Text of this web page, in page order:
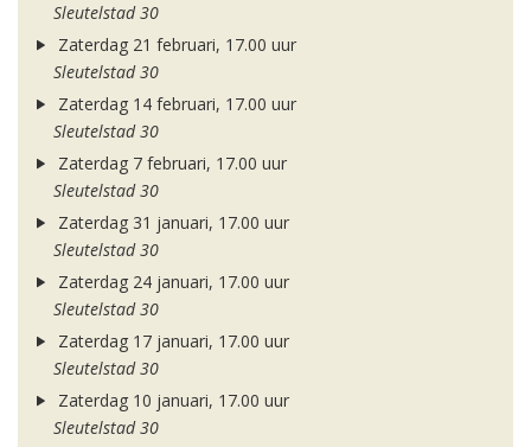
Sleutelstad 30
Zaterdag 21 februari, 17.00 uur
Sleutelstad 30
Zaterdag 14 februari, 17.00 uur
Sleutelstad 30
Zaterdag 7 februari, 17.00 uur
Sleutelstad 30
Zaterdag 31 januari, 17.00 uur
Sleutelstad 30
Zaterdag 24 januari, 17.00 uur
Sleutelstad 30
Zaterdag 17 januari, 17.00 uur
Sleutelstad 30
Zaterdag 10 januari, 17.00 uur
Sleutelstad 30